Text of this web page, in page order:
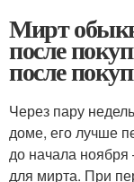
Мирт
после
после
Через пару
доме, его лучше
до начала
для мирта. При